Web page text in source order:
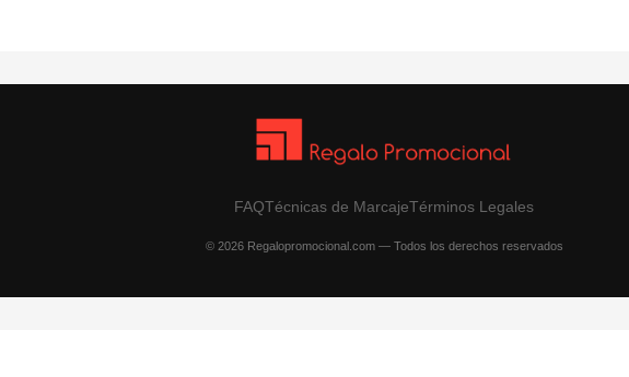
FAQTécnicas de MarcajeTérminos Legales
© 2026 Regalopromocional.com — Todos los derechos reservados